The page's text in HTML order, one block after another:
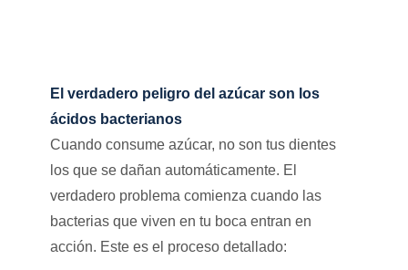
El verdadero peligro del azúcar son los
ácidos bacterianos
Cuando consume azúcar, no son tus dientes
los que se dañan automáticamente. El
verdadero problema comienza cuando las
bacterias que viven en tu boca entran en
acción. Este es el proceso detallado: